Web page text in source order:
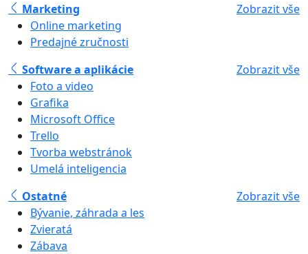
Marketing
Zobrazit vše
Online marketing
Predajné zručnosti
Software a aplikácie
Zobrazit vše
Foto a video
Grafika
Microsoft Office
Trello
Tvorba webstránok
Umelá inteligencia
Ostatné
Zobrazit vše
Bývanie, záhrada a les
Zvieratá
Zábava